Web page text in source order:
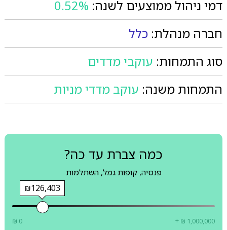
דמי ניהול ממוצעים לשנה: 0.52%
חברה מנהלת: כלל
סוג התמחות: עוקבי מדדים
התמחות משנה: עוקב מדדי מניות
כמה צברת עד כה?
פנסיה, קופות גמל, השתלמות
₪126,403
₪ 0 + ₪ 1,000,000